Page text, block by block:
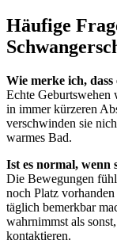
Häufige
Wie merke ich, dass
Echte Geburtswehen
in immer kürzeren
verschwinden sie
warmes Bad.
Ist es normal, wenn
Die Bewegungen
noch Platz
täglich bemerkbar
wahrnimmst als
kontaktieren.